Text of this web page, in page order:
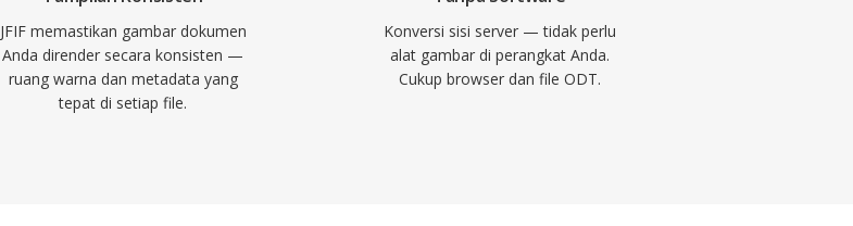
JFIF memastikan gambar dokumen
Anda dirender secara konsisten —
ruang warna dan metadata yang
tepat di setiap file.
Konversi sisi server — tidak perlu
alat gambar di perangkat Anda.
Cukup browser dan file ODT.